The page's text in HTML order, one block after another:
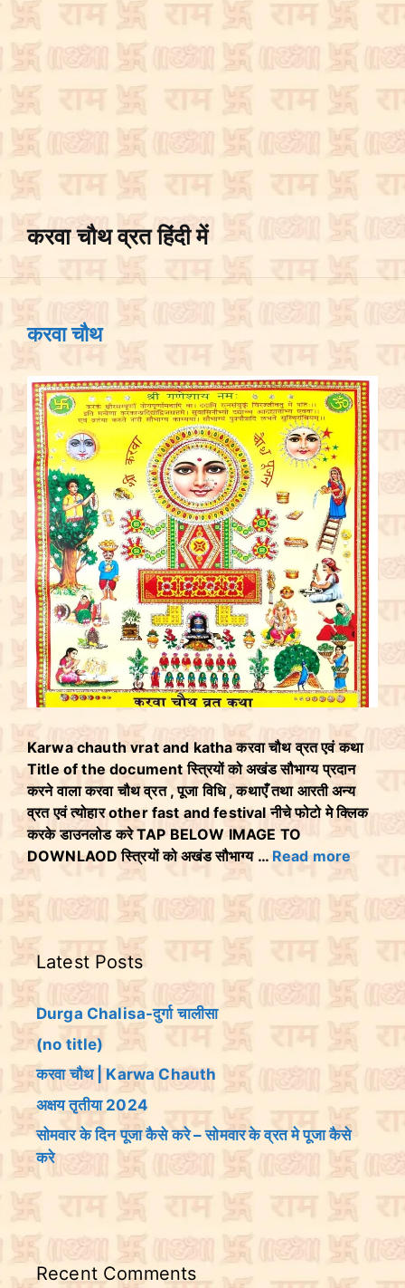
करवा चौथ व्रत हिंदी में
करवा चौथ
Karwa chauth vrat and katha करवा चौथ व्रत एवं कथा
Title of the document स्त्रियों को अखंड सौभाग्य प्रदान
करने वाला करवा चौथ व्रत , पूजा विधि , कथाएँ तथा आरती अन्य
व्रत एवं त्योहार other fast and festival नीचे फोटो मे क्लिक
करके डाउनलोड करे TAP BELOW IMAGE TO
DOWNLAOD स्त्रियों को अखंड सौभाग्य … Read more
Latest Posts
Durga Chalisa-दुर्गा चालीसा
(no title)
करवा चौथ | Karwa Chauth
अक्षय तृतीया 2024
सोमवार के दिन पूजा कैसे करे – सोमवार के व्रत मे पूजा कैसे
करे
Recent Comments